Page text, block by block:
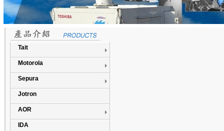
Tait
Motorola
Sepura
Jotron
AOR
IDA